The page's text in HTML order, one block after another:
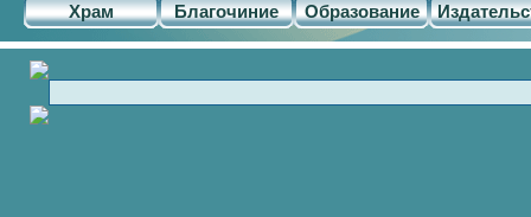
Храм Благочиние Образование